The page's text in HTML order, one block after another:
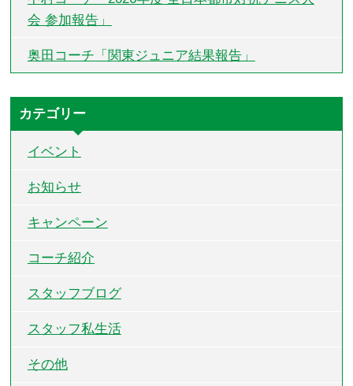
会 参加報告」
奥田コーチ「関東ジュニア結果報告」
カテゴリー
イベント
お知らせ
キャンペーン
コーチ紹介
スタッフブログ
スタッフ私生活
その他